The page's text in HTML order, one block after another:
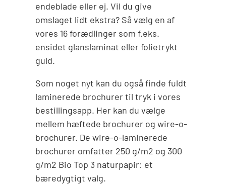
endeblade eller ej. Vil du give
omslaget lidt ekstra? Så vælg en af
vores 16 forædlinger som f.eks.
ensidet glanslaminat eller folietrykt
guld.
Som noget nyt kan du også finde fuldt
laminerede brochurer til tryk i vores
bestillingsapp. Her kan du vælge
mellem hæftede brochurer og wire-o-
brochurer. De wire-o-laminerede
brochurer omfatter 250 g/m2 og 300
g/m2 Bio Top 3 naturpapir: et
bæredygtigt valg.